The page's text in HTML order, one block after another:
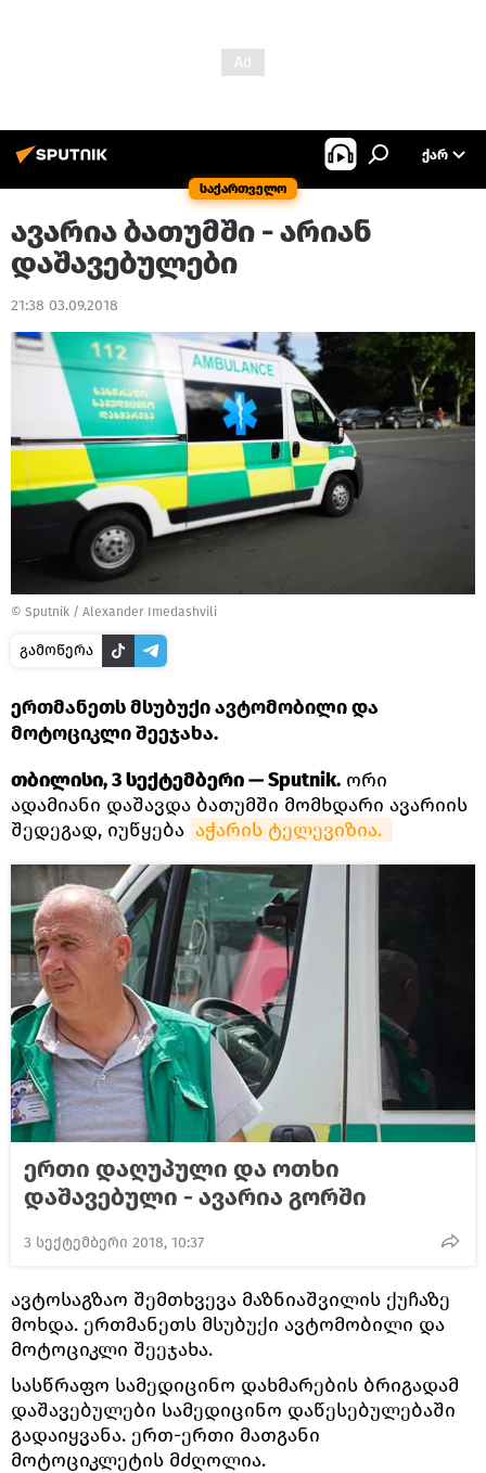
საქართველო
ᲥᲐᲠ
ავარია ბათუმში - არიან
დაშავებულები
21:38 03.09.2018
© Sputnik / Alexander Imedashvili
გამოწერა
ერთმანეთს მსუბუქი ავტომობილი და
მოტოციკლი შეეჯახა.
თბილისი, 3 სექტემბერი — Sputnik. ორი
ადამიანი დაშავდა ბათუმში მომხდარი ავარიის
შედეგად, იუწყება აჭარის ტელევიზია.
ერთი დაღუპული და ოთხი
დაშავებული - ავარია გორში
3 სექტემბერი 2018, 10:37
ავტოსაგზაო შემთხვევა მაზნიაშვილის ქუჩაზე
მოხდა. ერთმანეთს მსუბუქი ავტომობილი და
მოტოციკლი შეეჯახა.
სასწრაფო სამედიცინო დახმარების ბრიგადამ
დაშავებულები სამედიცინო დაწესებულებაში
გადაიყვანა. ერთ-ერთი მათგანი
მოტოციკლეტის მძღოლია.